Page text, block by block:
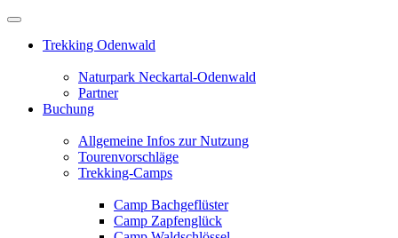
Trekking Odenwald
Naturpark Neckartal-Odenwald
Partner
Buchung
Allgemeine Infos zur Nutzung
Tourenvorschläge
Trekking-Camps
Camp Bachgeflüster
Camp Zapfenglück